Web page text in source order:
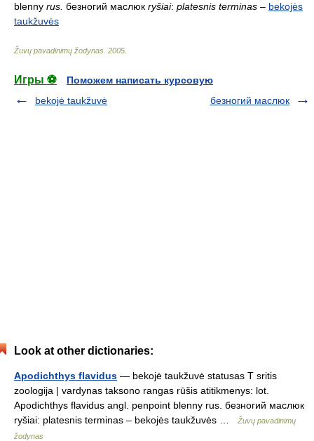
blenny rus. безногий маслюк ryšiai: platesnis terminas – bekojės
taukžuvės
Žuvų pavadinimų žodynas 2005
Игры ⚽
Поможем написать курсовую
bekojė taukžuvė
безногий маслюк
Look at other dictionaries:
Apodichthys flavidus — bekojė taukžuvė statusas T sritis
zoologija | vardynas taksono rangas rūšis atitikmenys: lot.
Apodichthys flavidus angl. penpoint blenny rus. безногий маслюк
ryšiai: platesnis terminas – bekojės taukžuvės …
Žuvų pavadinimų
žodynas